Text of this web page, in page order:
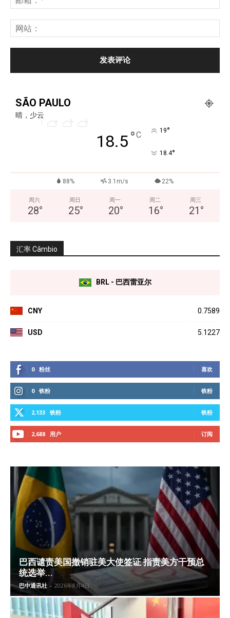
SÃO PAULO
晴，少云
18.5°C 19°
18.4°
88% 3.1m/s 22%
周六
28°
周日
25°
周一
20°
周二
16°
周三
21 °
汇率 Câmbio
BRL - 巴西雷亚尔
CNY 0.7589
USD 5.1227
0 粉丝 喜欢
0 铁粉 铁粉
2,133 铁粉 铁粉
2,688 用户 订阅
巴西谴责美国撤销驻美大使签证 指责美方干预总
统选举...
巴中通讯社 - 2026年8月4日